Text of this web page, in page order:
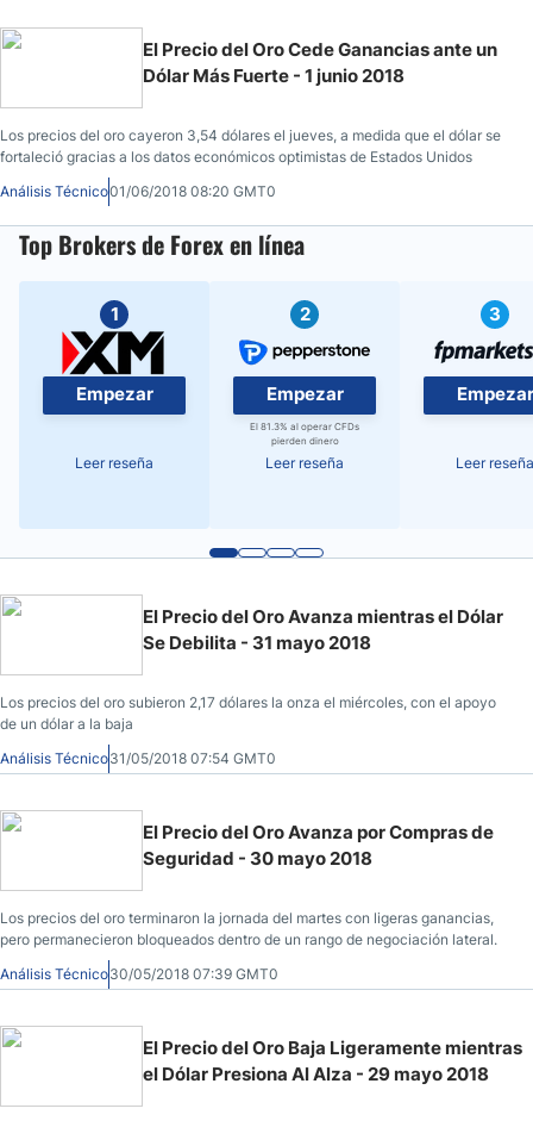
El Precio del Oro Cede Ganancias ante un
Dólar Más Fuerte - 1 junio 2018
Los precios del oro cayeron 3,54 dólares el jueves, a medida que el dólar se
fortaleció gracias a los datos económicos optimistas de Estados Unidos
Análisis Técnico01/06/2018 08:20 GMT0
Top Brokers de Forex en línea
1
Empezar
Leer reseña
2
Empezar
El 81.3% al operar CFDs
pierden dinero
Leer reseña
3
Empezar
Leer reseña
El Precio del Oro Avanza mientras el Dólar
Se Debilita - 31 mayo 2018
Los precios del oro subieron 2,17 dólares la onza el miércoles, con el apoyo
de un dólar a la baja
Análisis Técnico31/05/2018 07:54 GMT0
El Precio del Oro Avanza por Compras de
Seguridad - 30 mayo 2018
Los precios del oro terminaron la jornada del martes con ligeras ganancias,
pero permanecieron bloqueados dentro de un rango de negociación lateral.
Análisis Técnico30/05/2018 07:39 GMT0
El Precio del Oro Baja Ligeramente mientras
el Dólar Presiona Al Alza - 29 mayo 2018